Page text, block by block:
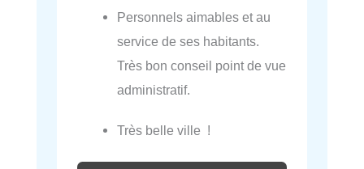
Personnels aimables et au
service de ses habitants.
Très bon conseil point de vue
administratif.
Très belle ville !